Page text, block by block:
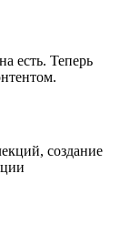
есть. Теперь
создание